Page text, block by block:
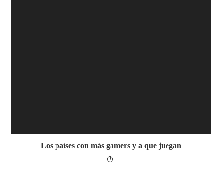
Los países con más gamers y a que juegan